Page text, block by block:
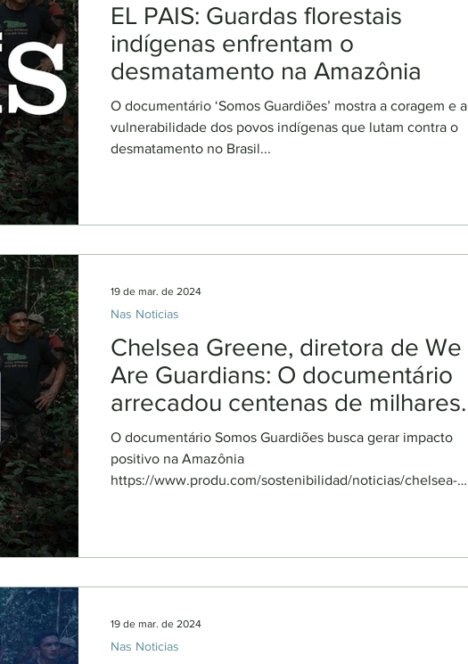
EL PAIS: Guardas florestais
indígenas enfrentam o
desmatamento na Amazônia
O documentário ‘Somos Guardiões’ mostra a coragem e a
vulnerabilidade dos povos indígenas que lutam contra o
desmatamento no Brasil...
Chelsea Greene, diretora de We
Are Guardians: O documentário
arrecadou centenas de milhares
de dólares para reflorestar a
Amazônia
O documentário Somos Guardiões busca gerar impacto
positivo na Amazônia
https://www.produ.com/sostenibilidad/noticias/chelsea-
Nas Noticias
19 de mar. de 2024
Nas Noticias
19 de mar. de 2024